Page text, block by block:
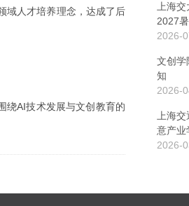
域人才培养理念，达成了后
绕AI技术发展与文创教育的
上海
2027
2026-
文创学
知
2026-
上海
意产业
2026-